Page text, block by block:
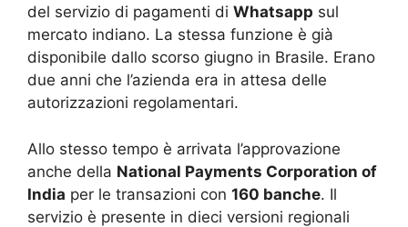
del servizio di pagamenti di Whatsapp sul
mercato indiano. La stessa funzione è già
disponibile dallo scorso giugno in Brasile. Erano
due anni che l’azienda era in attesa delle
autorizzazioni regolamentari.
Allo stesso tempo è arrivata l’approvazione
anche della National Payments Corporation of
India per le transazioni con 160 banche. Il
servizio è presente in dieci versioni regionali